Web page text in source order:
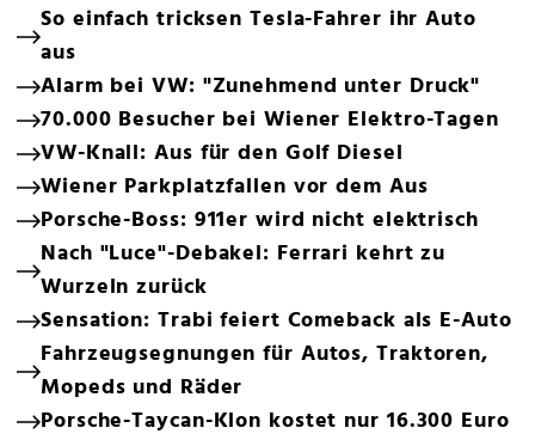
So einfach tricksen Tesla-Fahrer ihr Auto
aus
Alarm bei VW: "Zunehmend unter Druck"
70.000 Besucher bei Wiener Elektro-Tagen
VW-Knall: Aus für den Golf Diesel
Wiener Parkplatzfallen vor dem Aus
Porsche-Boss: 911er wird nicht elektrisch
Nach "Luce"-Debakel: Ferrari kehrt zu
Wurzeln zurück
Sensation: Trabi feiert Comeback als E-Auto
Fahrzeugsegnungen für Autos, Traktoren,
Mopeds und Räder
Porsche-Taycan-Klon kostet nur 16.300 Euro